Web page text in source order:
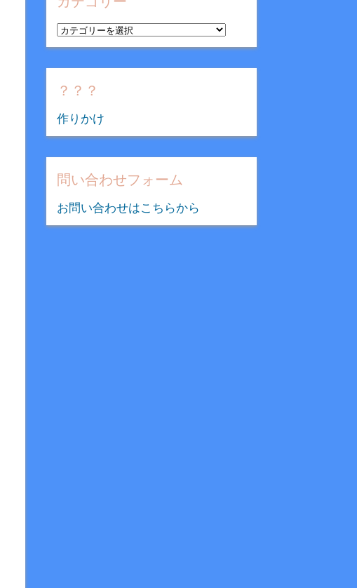
カ
テ
ゴ
リ
？？？
作りかけ
問い合わせフォーム
お問い合わせはこちらから